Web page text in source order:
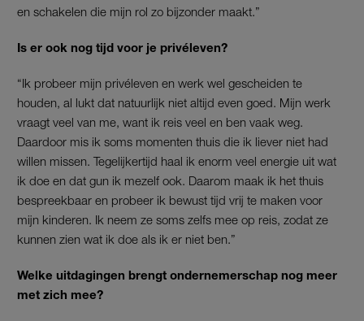
en schakelen die mijn rol zo bijzonder maakt.”
Is er ook nog tijd voor je privéleven?
“Ik probeer mijn privéleven en werk wel gescheiden te
houden, al lukt dat natuurlijk niet altijd even goed. Mijn werk
vraagt veel van me, want ik reis veel en ben vaak weg.
Daardoor mis ik soms momenten thuis die ik liever niet had
willen missen. Tegelijkertijd haal ik enorm veel energie uit wat
ik doe en dat gun ik mezelf ook. Daarom maak ik het thuis
bespreekbaar en probeer ik bewust tijd vrij te maken voor
mijn kinderen. Ik neem ze soms zelfs mee op reis, zodat ze
kunnen zien wat ik doe als ik er niet ben.”
Welke uitdagingen brengt ondernemerschap nog meer
met zich mee?